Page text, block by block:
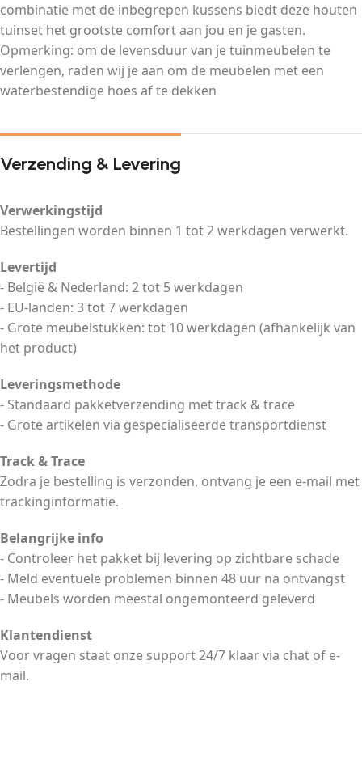
combinatie met de inbegrepen kussens biedt deze houten
tuinset het grootste comfort aan jou en je gasten.
Opmerking: om de levensduur van je tuinmeubelen te
verlengen, raden wij je aan om de meubelen met een
waterbestendige hoes af te dekken
Verzending & Levering
Verwerkingstijd
Bestellingen worden binnen 1 tot 2 werkdagen verwerkt.
Levertijd
- België & Nederland: 2 tot 5 werkdagen
- EU-landen: 3 tot 7 werkdagen
- Grote meubelstukken: tot 10 werkdagen (afhankelijk van
het product)
Leveringsmethode
- Standaard pakketverzending met track & trace
- Grote artikelen via gespecialiseerde transportdienst
Track & Trace
Zodra je bestelling is verzonden, ontvang je een e-mail met
trackinginformatie.
Belangrijke info
- Controleer het pakket bij levering op zichtbare schade
- Meld eventuele problemen binnen 48 uur na ontvangst
- Meubels worden meestal ongemonteerd geleverd
Klantendienst
Voor vragen staat onze support 24/7 klaar via chat of e-
mail.